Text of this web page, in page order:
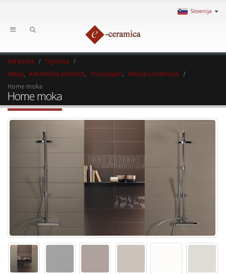
Slovenija
Keramika
Trgovina
Akcija
Keramične ploščice Proizvajalci
Aleluia Ceramicas
Home moka
Home moka